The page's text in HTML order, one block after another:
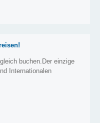
buchen.Der einzige
Internationalen